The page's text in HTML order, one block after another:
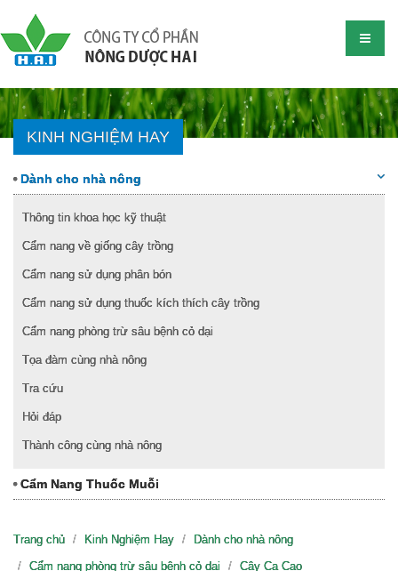
KINH NGHIỆM HAY
Dành cho nhà nông
Thông tin khoa học kỹ thuật
Cẩm nang về giống cây trồng
Cẩm nang sử dụng phân bón
Cẩm nang sử dụng thuốc kích thích cây trồng
Cẩm nang phòng trừ sâu bệnh cỏ dại
Tọa đàm cùng nhà nông
Tra cứu
Hỏi đáp
Thành công cùng nhà nông
Cẩm Nang Thuốc Muỗi
Trang chủ Kinh Nghiệm Hay
Dành cho nhà nông
Cẩm nang phòng trừ sâu bệnh cỏ dại
Cây Ca Cao